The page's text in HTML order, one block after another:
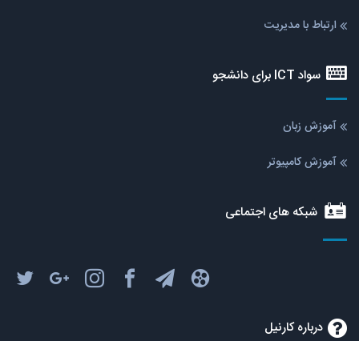
ارتباط با مدیریت
سواد ICT برای دانشجو
آموزش زبان
آموزش کامپیوتر
شبکه های اجتماعی
درباره کارنیل